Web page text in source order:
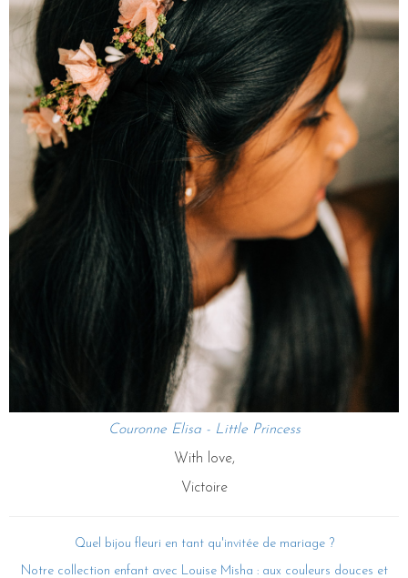
Couronne Elisa - Little Princess
With love,
Victoire
Quel bijou fleuri en tant qu'invitée de mariage ?
Notre collection enfant avec Louise Misha : aux couleurs douces et